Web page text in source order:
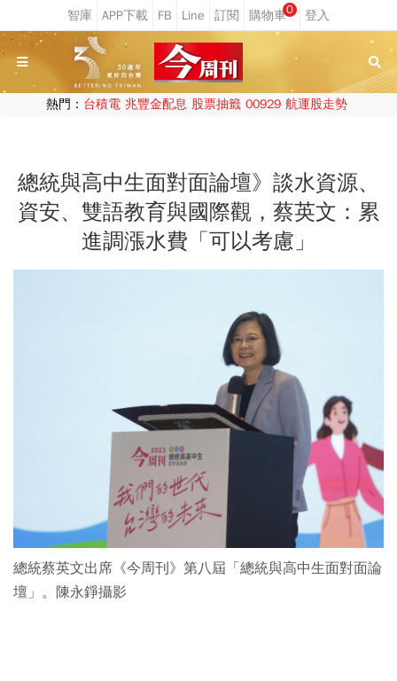
0
熱門： 台積電 兆豐金配息 股票抽籤 00929 航運股走勢
總統與高中生面對面論壇》談水資源、
資安、雙語教育與國際觀，蔡英文：累
進調漲水費「可以考慮」
總統蔡英文出席《今周刊》第八屆「總統與高中生面對面論
壇」。陳永錚攝影